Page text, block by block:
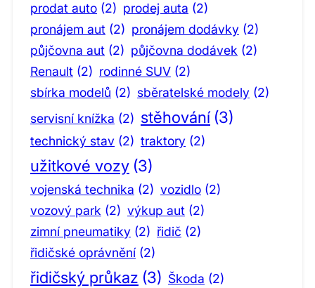
prodat auto (2) prodej auta (2)
pronájem aut (2) pronájem dodávky (2)
půjčovna aut (2) půjčovna dodávek (2)
Renault (2) rodinné SUV (2)
sbírka modelů (2) sběratelské modely (2)
servisní knížka (2) stěhování (3)
technický stav (2) traktory (2)
užitkové vozy (3)
vojenská technika (2) vozidlo (2)
vozový park (2) výkup aut (2)
zimní pneumatiky (2) řidič (2)
řidičské oprávnění (2)
řidičský průkaz (3) Škoda (2)